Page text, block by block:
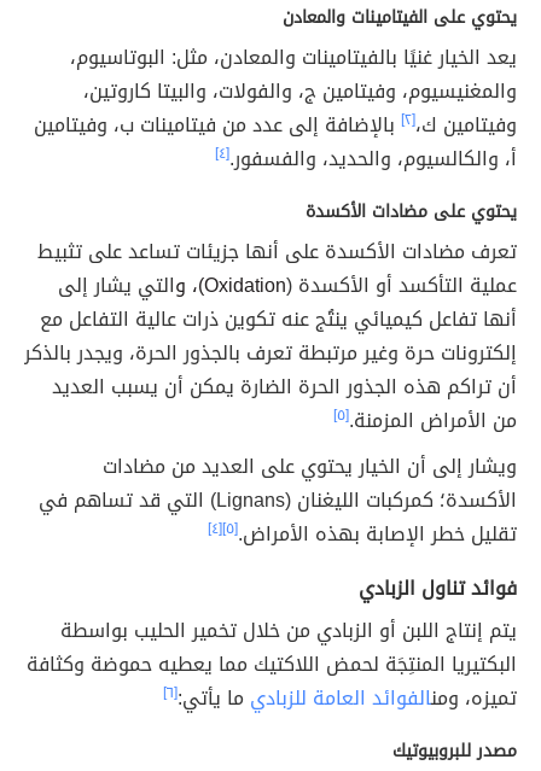
يحتوي على الفيتامينات والمعادن
يعد الخيار غنيًا بالفيتامينات والمعادن، مثل: البوتاسيوم،
والمغنيسيوم، وفيتامين ج، والفولات، والبيتا كاروتين،
وفيتامين ك،[٢]
بالإضافة إلى عدد من فيتامينات ب، وفيتامين
أ، والكالسيوم، والحديد، والفسفور.[٤]
يحتوي على مضادات الأكسدة
تعرف مضادات الأكسدة على أنها جزيئات تساعد على تثبيط
عملية التأكسد أو الأكسدة (Oxidation)، و
التي يشار إلى
أنها تفاعل كيميائي ينتُج عنه تكوين ذرات عالية التفاعل مع
إلكترونات حرة وغير مرتبطة تعرف بالجذور الحرة، ويجدر بالذكر
أن تراكم هذه الجذور الحرة الضارة يمكن أن يسبب العديد
من الأمراض المزمنة.[٥]
ويشار إلى أن الخيار يحتوي على العديد من مضادات
الأكسدة؛ كمركبات الليغنان (Lignans) التي قد تساهم في
تقليل خطر الإصابة بهذه الأمراض.[٥] [٤]
فوائد تناول الزبادي
يتم إنتاج اللبن أو الزبادي من خلال تخمير الحليب بواسطة
البكتيريا المنتِجَة لحمض اللاكتيك مما يعطيه حموضة وكثافة
تميزه، ومنالفوائد العامة للزبادي ما يأتي:[٦]
مصدر للبروبيوتيك